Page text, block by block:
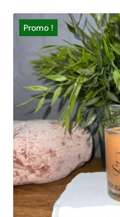
Promo !